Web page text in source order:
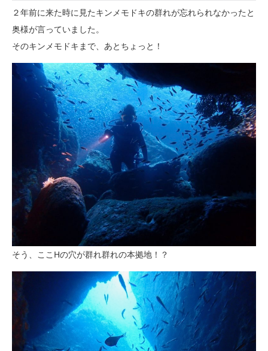
２年前に来た時に見たキンメモドキの群れが忘れられなかったと
奥様が言っていました。
そのキンメモドキまで、あとちょっと！
そう、ここHの穴が群れ群れの本拠地！？